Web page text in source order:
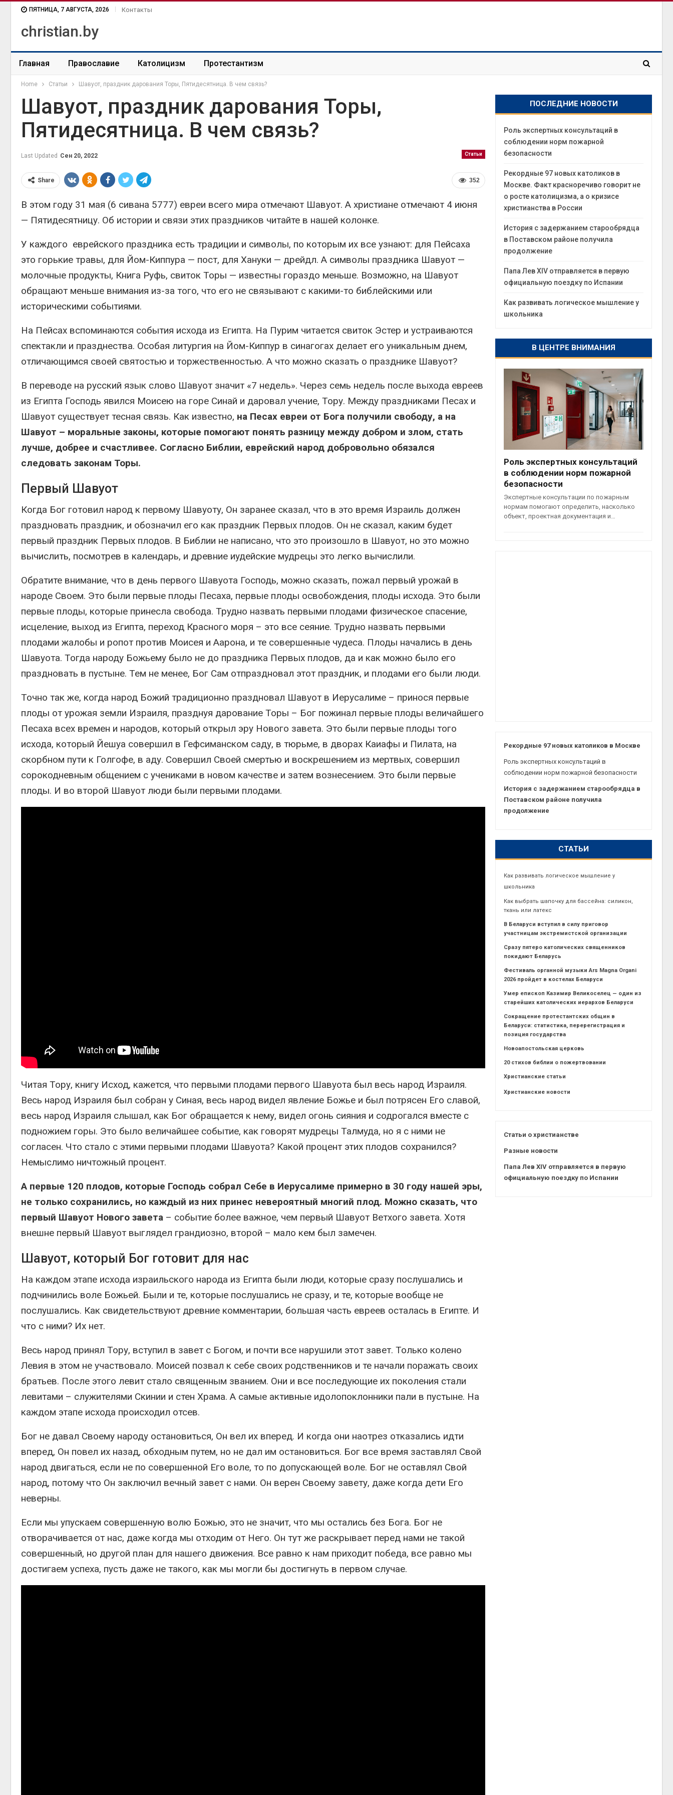
ПЯТНИЦА, 7 АВГУСТА, 2026 Контакты
christian.by
Главная Православие Католицизм Протестантизм
Home Статьи Шавуот, праздник дарования Торы, Пятидесятница. В чем связь?
Шавуот, праздник дарования Торы,
Пятидесятница. В чем связь?
Статьи
Last Updated Сен 20, 2022
352
Share
В этом году 31 мая (6 сивана 5777) евреи всего мира отмечают Шавуот. А христиане отмечают 4 июня
— Пятидесятницу. Об истории и связи этих праздников читайте в нашей колонке.
У каждого еврейского праздника есть традиции и символы, по которым их все узнают: для Пейсаха
это горькие травы, для Йом-Киппура — пост, для Хануки — дрейдл. А символы праздника Шавуот —
молочные продукты, Книга Руфь, свиток Торы — известны гораздо меньше. Возможно, на Шавуот
обращают меньше внимания из-за того, что его не связывают с какими-то библейскими или
историческими событиями.
На Пейсах вспоминаются события исхода из Египта. На Пурим читается свиток Эстер и устраиваются
спектакли и празднества. Особая литургия на Йом-Киппур в синагогах делает его уникальным днем,
отличающимся своей святостью и торжественностью. А что можно сказать о празднике Шавуот?
В переводе на русский язык слово Шавуот значит «7 недель». Через семь недель после выхода евреев
из Египта Господь явился Моисею на горе Синай и даровал учение, Тору. Между праздниками Песах и
Шавуот существует тесная связь. Как известно, на Песах евреи от Бога получили свободу, а на
Шавуот – моральные законы, которые помогают понять разницу между добром и злом, стать
лучше, добрее и счастливее. Согласно Библии, еврейский народ добровольно обязался
следовать законам Торы.
Первый Шавуот
Когда Бог готовил народ к первому Шавуоту, Он заранее сказал, что в это время Израиль должен
праздновать праздник, и обозначил его как праздник Первых плодов. Он не сказал, каким будет
первый праздник Первых плодов. В Библии не написано, что это произошло в Шавуот, но это можно
вычислить, посмотрев в календарь, и древние иудейские мудрецы это легко вычислили.
Обратите внимание, что в день первого Шавуота Господь, можно сказать, пожал первый урожай в
народе Своем. Это были первые плоды Песаха, первые плоды освобождения, плоды исхода. Это были
первые плоды, которые принесла свобода. Трудно назвать первыми плодами физическое спасение,
исцеление, выход из Египта, переход Красного моря – это все сеяние. Трудно назвать первыми
плодами жалобы и ропот против Моисея и Аарона, и те совершенные чудеса. Плоды начались в день
Шавуота. Тогда народу Божьему было не до праздника Первых плодов, да и как можно было его
праздновать в пустыне. Тем не менее, Бог Сам отпраздновал этот праздник, и плодами его были люди.
Точно так же, когда народ Божий традиционно праздновал Шавуот в Иерусалиме – принося первые
плоды от урожая земли Израиля, празднуя дарование Торы – Бог пожинал первые плоды величайшего
Песаха всех времен и народов, который открыл эру Нового завета. Это были первые плоды того
исхода, который Йешуа совершил в Гефсиманском саду, в тюрьме, в дворах Каиафы и Пилата, на
скорбном пути к Голгофе, в аду. Совершил Своей смертью и воскрешением из мертвых, совершил
сорокодневным общением с учениками в новом качестве и затем вознесением. Это были первые
плоды. И во второй Шавуот люди были первыми плодами.
Читая Тору, книгу Исход, кажется, что первыми плодами первого Шавуота был весь народ Израиля.
Весь народ Израиля был собран у Синая, весь народ видел явление Божье и был потрясен Его славой,
весь народ Израиля слышал, как Бог обращается к нему, видел огонь сияния и содрогался вместе с
подножием горы. Это было величайшее событие, как говорят мудрецы Талмуда, но я с ними не
согласен. Что стало с этими первыми плодами Шавуота? Какой процент этих плодов сохранился?
Немыслимо ничтожный процент.
А первые 120 плодов, которые Господь собрал Себе в Иерусалиме примерно в 30 году нашей эры,
не только сохранились, но каждый из них принес невероятный многий плод. Можно сказать, что
первый Шавуот Нового завета – событие более важное, чем первый Шавуот Ветхого завета. Хотя
внешне первый Шавуот выглядел грандиозно, второй – мало кем был замечен.
Шавуот, который Бог готовит для нас
На каждом этапе исхода израильского народа из Египта были люди, которые сразу послушались и
подчинились воле Божьей. Были и те, которые послушались не сразу, и те, которые вообще не
послушались. Как свидетельствуют древние комментарии, большая часть евреев осталась в Египте. И
что с ними? Их нет.
Весь народ принял Тору, вступил в завет с Богом, и почти все нарушили этот завет. Только колено
Левия в этом не участвовало. Моисей позвал к себе своих родственников и те начали поражать своих
братьев. После этого левит стало священным званием. Они и все последующие их поколения стали
левитами – служителями Скинии и стен Храма. А самые активные идолопоклонники пали в пустыне. На
каждом этапе исхода происходил отсев.
Бог не давал Своему народу остановиться, Он вел их вперед. И когда они наотрез отказались идти
вперед, Он повел их назад, обходным путем, но не дал им остановиться. Бог все время заставлял Свой
народ двигаться, если не по совершенной Его воле, то по допускающей воле. Бог не оставлял Свой
народ, потому что Он заключил вечный завет с нами. Он верен Своему завету, даже когда дети Его
неверны.
Если мы упускаем совершенную волю Божью, это не значит, что мы остались без Бога. Бог не
отворачивается от нас, даже когда мы отходим от Него. Он тут же раскрывает перед нами не такой
совершенный, но другой план для нашего движения. Все равно к нам приходит победа, все равно мы
достигаем успеха, пусть даже не такого, как мы могли бы достигнуть в первом случае.
ПОСЛЕДНИЕ НОВОСТИ
Роль экспертных консультаций в
соблюдении норм пожарной
безопасности
Рекордные 97 новых католиков в
Москве. Факт красноречиво говорит не
о росте католицизма, а о кризисе
христианства в России
История с задержанием старообрядца
в Поставском районе получила
продолжение
Папа Лев XIV отправляется в первую
официальную поездку по Испании
Как развивать логическое мышление у
школьника
В ЦЕНТРЕ ВНИМАНИЯ
Роль экспертных консультаций
в соблюдении норм пожарной
безопасности
Экспертные консультации по пожарным
нормам помогают определить, насколько
объект, проектная документация и…
Рекордные 97 новых католиков в Москве
Роль экспертных консультаций в
соблюдении норм пожарной безопасности
История с задержанием старообрядца в
Поставском районе получила
продолжение
СТАТЬИ
Как развивать логическое мышление у
школьника
Как выбрать шапочку для бассейна: силикон,
ткань или латекс
В Беларуси вступил в силу приговор
участницам экстремистской организации
Сразу пятеро католических священников
покидают Беларусь
Фестиваль органной музыки Ars Magna Organi
2026 пройдет в костелах Беларуси
Умер епископ Казимир Великоселец — один из
старейших католических иерархов Беларуси
Сокращение протестантских общин в
Беларуси: статистика, перерегистрация и
позиция государства
Новоапостольская церковь
20 стихов библии о пожертвовании
Христианские статьи
Христианские новости
Статьи о христианстве
Разные новости
Папа Лев XIV отправляется в первую
официальную поездку по Испании